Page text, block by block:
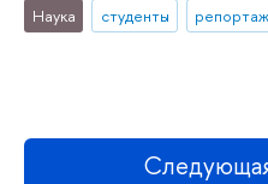
Наука студенты